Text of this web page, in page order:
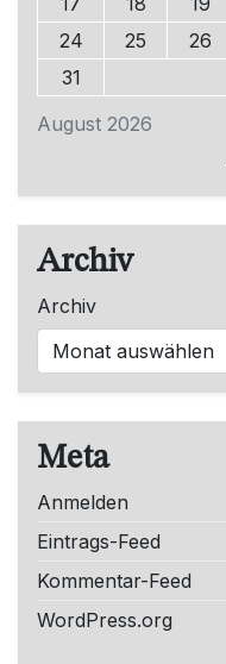
August 2026
24
25 26
31
Archiv
Archiv
Meta
Anmelden
Eintrags-Feed
Kommentar-Feed
WordPress.org